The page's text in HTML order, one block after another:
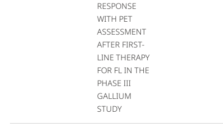
RESPONSE
WITH PET
ASSESSMENT
AFTER FIRST-
LINE THERAPY
FOR FL IN THE
PHASE III
GALLIUM
STUDY